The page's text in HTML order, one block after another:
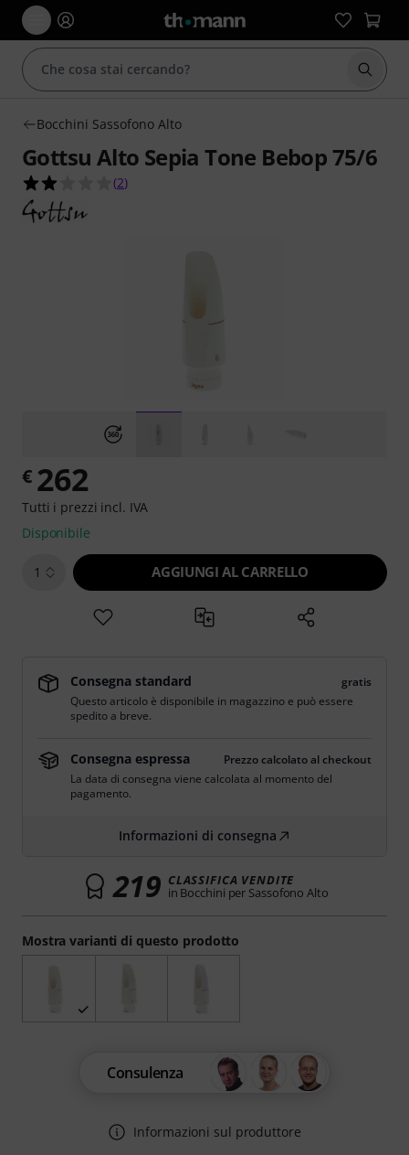
Bocchini Sassofono Alto
Gottsu Alto Sepia Tone Bebop 75/6
2.0 su 5 stelle su 2 valutazioni dei clienti
(2)
Mostra varianti di questo prodotto
€ 262
Tutti i prezzi incl. IVA
Disponibile
1 AGGIUNGI AL CARRELLO
Consegna standard
gratis
Questo articolo è disponibile in magazzino e può essere
spedito a breve.
Consegna espressa
Prezzo calcolato al checkout
La data di consegna viene calcolata al momento del
pagamento.
Informazioni di consegna
219 CLASSIFICA VENDITE
in Bocchini per Sassofono Alto
Consulenza
Informazioni sul produttore